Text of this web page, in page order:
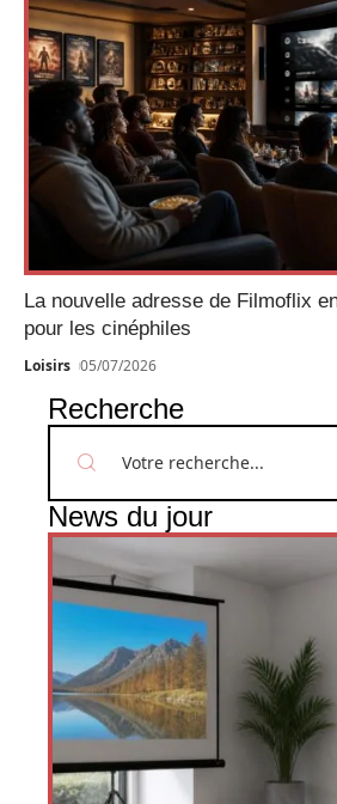
La nouvelle adresse de Filmoflix
pour les cinéphiles
Loisirs 05/07/2026
Recherche
News du jour